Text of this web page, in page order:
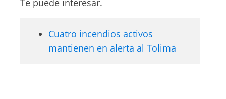
Te puede interesar.
Cuatro incendios activos
mantienen en alerta al Tolima